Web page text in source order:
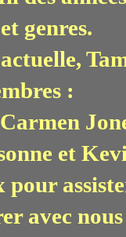
genres.
:
et
pour
avec